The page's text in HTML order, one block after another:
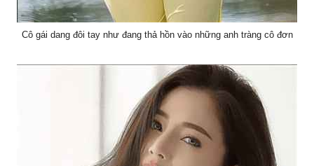
Cô gái dang đôi tay như đang thả hồn vào những anh tràng cô đơn